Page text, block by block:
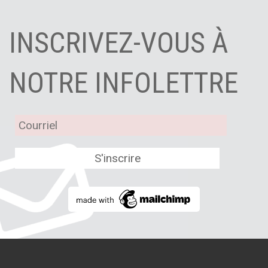
INSCRIVEZ-VOUS À
NOTRE INFOLETTRE